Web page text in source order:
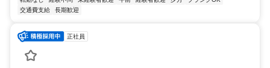
交通費支給
長期歓迎
正社員